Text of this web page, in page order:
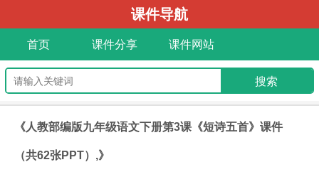
课件导航
首页 课件分享 课件网站
《人教部编版九年级语文下册第3课《短诗五首》课件
（共62张PPT）,》